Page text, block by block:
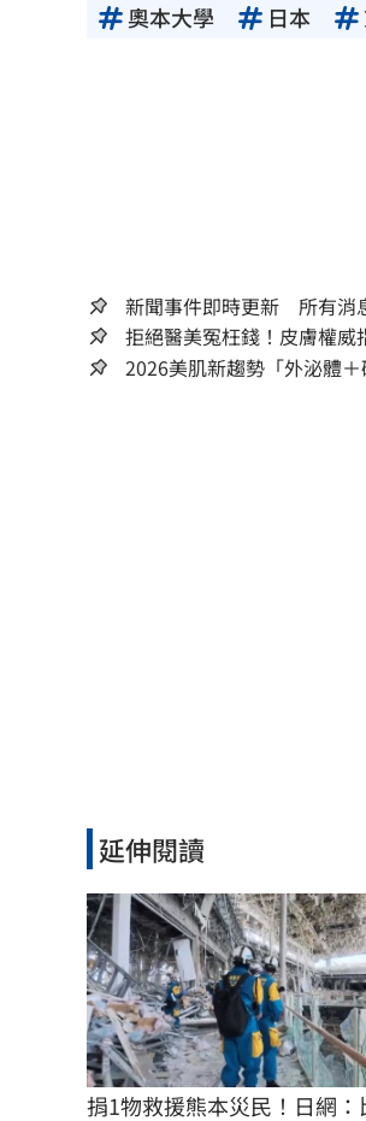
奧本大學 日本
新聞事件即時更新 所有消
拒絕醫美冤枉錢！皮膚權威
2026美肌新趨勢「外泌體＋
延伸閱讀
捐1物救援熊本災民！日網：